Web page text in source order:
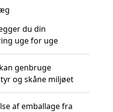
du din
uge for uge
genbruge
og skåne miljøet
af emballage fra